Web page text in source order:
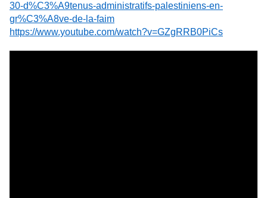
30-d%C3%A9tenus-administratifs-palestiniens-en-
gr%C3%A8ve-de-la-faim
https://www.youtube.com/watch?v=GZgRRB0PiCs